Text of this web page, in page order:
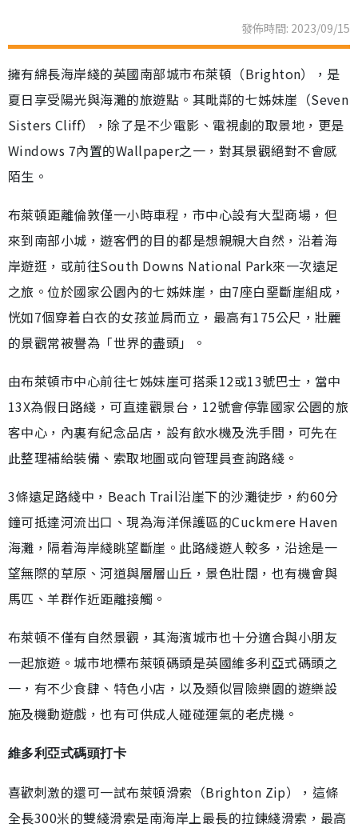
發佈時間: 2023/09/15
擁有綿長海岸綫的英國南部城市布萊頓（Brighton），是
夏日享受陽光與海灘的旅遊點。其毗鄰的七姊妹崖（Seven
Sisters Cliff），除了是不少電影、電視劇的取景地，更是
Windows 7內置的Wallpaper之一，對其景觀絕對不會感
陌生。
布萊頓距離倫敦僅一小時車程，市中心設有大型商場，但
來到南部小城，遊客們的目的都是想親親大自然，沿着海
岸遊逛，或前往South Downs National Park來一次遠足
之旅。位於國家公園內的七姊妹崖，由7座白堊斷崖組成，
恍如7個穿着白衣的女孩並肩而立，最高有175公尺，壯麗
的景觀常被譽為「世界的盡頭」。
由布萊頓市中心前往七姊妹崖可搭乘12或13號巴士，當中
13X為假日路綫，可直達觀景台，12號會停靠國家公園的旅
客中心，內裏有紀念品店，設有飲水機及洗手間，可先在
此整理補給裝備、索取地圖或向管理員查詢路綫。
3條遠足路綫中，Beach Trail沿崖下的沙灘徒步，約60分
鐘可抵達河流出口、現為海洋保護區的Cuckmere Haven
海灘，隔着海岸綫眺望斷崖。此路綫遊人較多，沿途是一
望無際的草原、河道與層層山丘，景色壯闊，也有機會與
馬匹、羊群作近距離接觸。
布萊頓不僅有自然景觀，其海濱城市也十分適合與小朋友
一起旅遊。城市地標布萊頓碼頭是英國維多利亞式碼頭之
一，有不少食肆、特色小店，以及類似冒險樂園的遊樂設
施及機動遊戲，也有可供成人碰碰運氣的老虎機。
維多利亞式碼頭打卡
喜歡刺激的還可一試布萊頓滑索（Brighton Zip），這條
全長300米的雙綫滑索是南海岸上最長的拉鍊綫滑索，最高